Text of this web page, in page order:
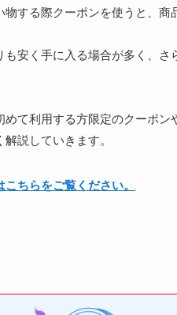
する際クーポンを使うと、商
も安く手に入る場合が多く、
めて利用する方限定のクーポ
説していきます。
ちらをご覧ください。